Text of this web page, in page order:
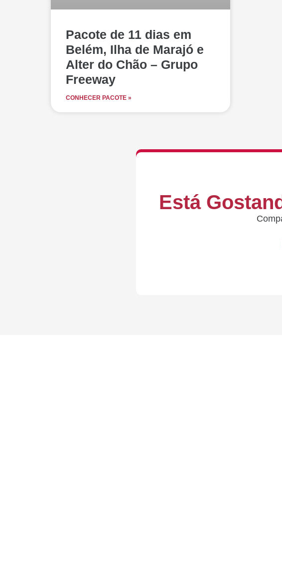
Pacote de 11 dias em
Belém, Ilha de Marajó e
Alter do Chão – Grupo
Freeway
CONHECER PACOTE »
Está